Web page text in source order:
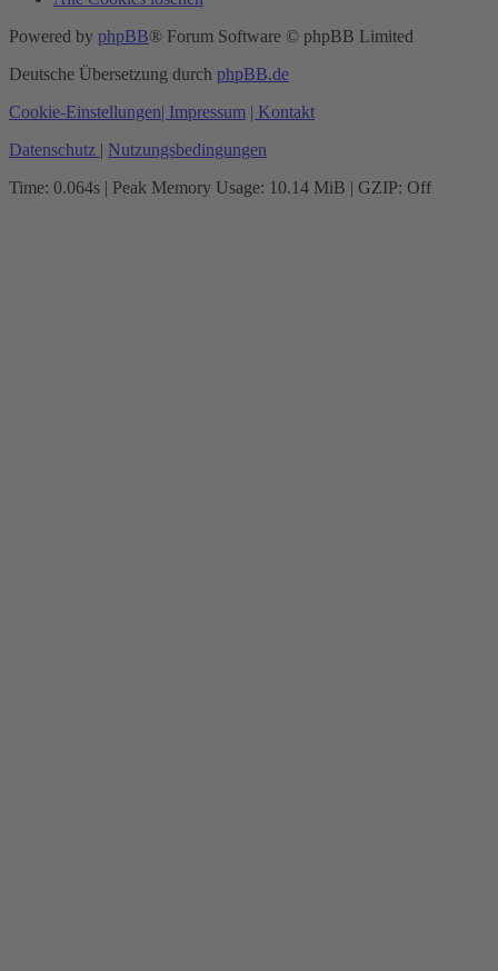
Powered by phpBB® Forum Software © phpBB Limited
Deutsche Übersetzung durch phpBB.de
Cookie-Einstellungen| Impressum | Kontakt
Datenschutz | Nutzungsbedingungen
Time: 0.064s | Peak Memory Usage: 10.14 MiB | GZIP: Off